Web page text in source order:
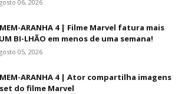
06, 2026
ARANHA 4 | Filme Marvel fatura mais
BI-LHÃO em menos de uma semana!
05, 2026
ARANHA 4 | Ator compartilha imagens
do filme Marvel